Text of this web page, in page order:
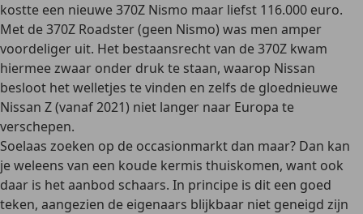
kostte een nieuwe 370Z Nismo maar liefst 116.000 euro.
Met de 370Z Roadster (geen Nismo) was men amper
voordeliger uit. Het bestaansrecht van de 370Z kwam
hiermee zwaar onder druk te staan, waarop Nissan
besloot het welletjes te vinden en zelfs de gloednieuwe
Nissan Z (vanaf 2021) niet langer naar Europa te
verschepen.
Soelaas zoeken op de occasionmarkt dan maar? Dan kan
je weleens van een koude kermis thuiskomen, want ook
daar is het aanbod schaars. In principe is dit een goed
teken, aangezien de eigenaars blijkbaar niet geneigd zijn